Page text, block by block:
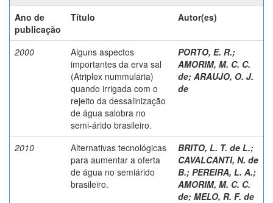
Ano de
publicação
Título Autor(es)
2000
Alguns aspectos
importantes da erva sal
(Atriplex nummularia)
quando irrigada com o
rejeito da dessalinização
de água salobra no
semi-árido brasileiro.
PORTO, E. R.;
AMORIM, M. C. C.
de; ARAUJO, O. J.
de
2010
Alternativas tecnológicas
para aumentar a oferta
de água no semiárido
brasileiro.
BRITO, L. T. de L.;
CAVALCANTI, N. de
B.; PEREIRA, L. A.;
AMORIM, M. C. C.
de; MELO, R. F. de